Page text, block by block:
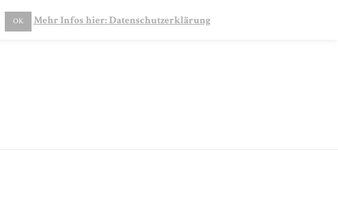
OK Mehr Infos hier: Datenschutzerklärung